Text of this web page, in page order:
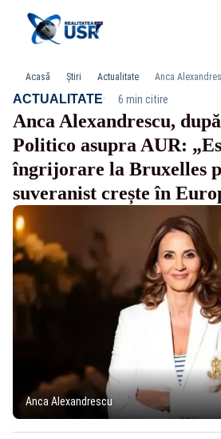
Acasă Știri Actualitate
ACTUALITATE· 6 min citire
Anca Alexandrescu,
Politico asupra AUR:
îngrijorare la Bruxelles
suveranist crește în
Anca Alexandrescu